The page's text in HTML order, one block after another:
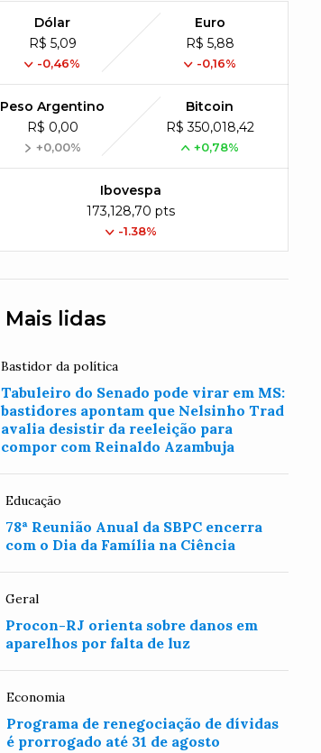
Dólar
R$ 5,09
-0,46%
Euro
R$ 5,88
-0,16%
Peso Argentino
R$ 0,00
+0,00%
Bitcoin
R$ 350,018,42
+0,78%
Ibovespa
173,128,70 pts
-1.38%
Mais lidas
Bastidor da política
Tabuleiro do Senado pode virar em MS:
bastidores apontam que Nelsinho Trad
avalia desistir da reeleição para
compor com Reinaldo Azambuja
Educação
78ª Reunião Anual da SBPC encerra
com o Dia da Família na Ciência
Geral
Procon-RJ orienta sobre danos em
aparelhos por falta de luz
Economia
Programa de renegociação de dívidas
é prorrogado até 31 de agosto